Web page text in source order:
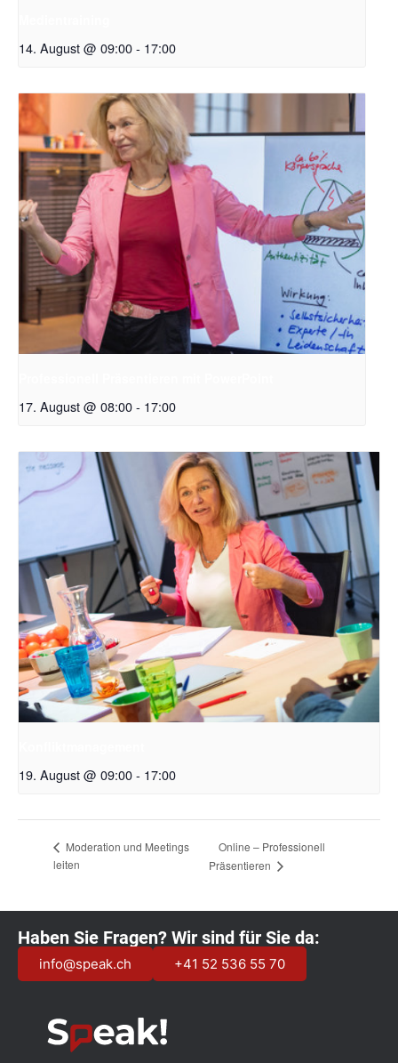
14. August @ 09:00- 17:00
17. August @ 08:00- 17:00
19. August @ 09:00- 17:00
Moderation und Meetings
leiten
Online – Professionell
Präsentieren
Haben Sie Fragen? Wir sind für Sie da:
info@speak.ch +41 52 536 55 70